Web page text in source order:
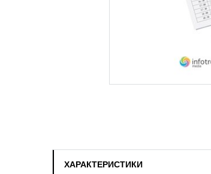
ХАРАКТЕРИСТИКИ